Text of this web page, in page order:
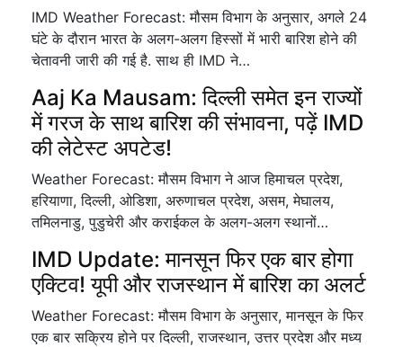
IMD Weather Forecast: मौसम विभाग के अनुसार, अगले 24
घंटे के दौरान भारत के अलग-अलग हिस्सों में भारी बारिश होने की
चेतावनी जारी की गई है. साथ ही IMD ने…
Aaj Ka Mausam: दिल्ली समेत इन राज्यों
में गरज के साथ बारिश की संभावना, पढ़ें IMD
की लेटेस्ट अपटेड!
Weather Forecast: मौसम विभाग ने आज हिमाचल प्रदेश,
हरियाणा, दिल्ली, ओडिशा, अरुणाचल प्रदेश, असम, मेघालय,
तमिलनाडु, पुडुचेरी और कराईकल के अलग-अलग स्थानों…
IMD Update: मानसून फिर एक बार होगा
एक्टिव! यूपी और राजस्‍थान में बारिश का अलर्ट
Weather Forecast: मौसम विभाग के अनुसार, मानसून के फिर
एक बार सक्रिय होने पर दिल्ली, राजस्थान, उत्तर प्रदेश और मध्य